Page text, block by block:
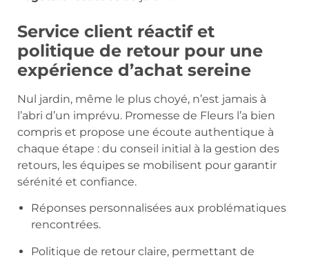
Service client réactif et
politique de retour pour une
expérience d’achat sereine
Nul jardin, même le plus choyé, n’est jamais à
l’abri d’un imprévu. Promesse de Fleurs l’a bien
compris et propose une écoute authentique à
chaque étape : du conseil initial à la gestion des
retours, les équipes se mobilisent pour garantir
sérénité et confiance.
Réponses personnalisées aux problématiques
rencontrées.
Politique de retour claire, permettant de